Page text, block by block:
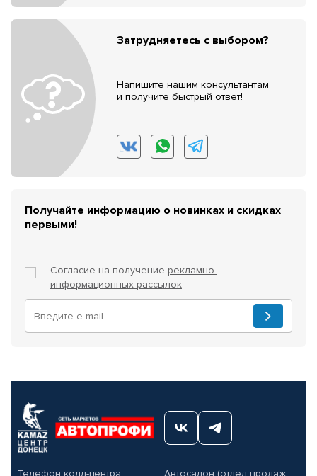
Затрудняетесь с выбором?
Напишите нашим консультантам
и получите быстрый ответ!
Получайте информацию о новинках и скидках
первыми!
Согласие на получение рекламно-
информационных рассылок
Телефон колл-центра
Автосалон (отдел продаж